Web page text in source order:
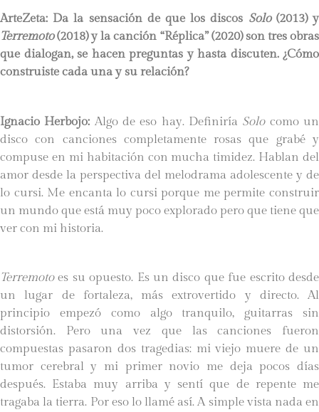
ArteZeta: Da la sensación de que los discos Solo(2013) y
Terremoto(2018) y la canción “Réplica” (2020) son tres obras
que dialogan, se hacen preguntas y hasta discuten. ¿Cómo
construiste cada una y su relación?
Ignacio Herbojo: Algo de eso hay. Definiría Solocomo un
disco con canciones completamente rosas que grabé y
compuse en mi habitación con mucha timidez. Hablan del
amor desde la perspectiva del melodrama adolescente y de
lo cursi. Me encanta lo cursi porque me permite construir
un mundo que está muy poco explorado pero que tiene que
ver con mi historia.
Terremotoes su opuesto. Es un disco que fue escrito desde
un lugar de fortaleza, más extrovertido y directo. Al
principio empezó como algo tranquilo, guitarras sin
distorsión. Pero una vez que las canciones fueron
compuestas pasaron dos tragedias: mi viejo muere de un
tumor cerebral y mi primer novio me deja pocos días
después. Estaba muy arriba y sentí que de repente me
tragaba la tierra. Por eso lo llamé así. A simple vista nada en